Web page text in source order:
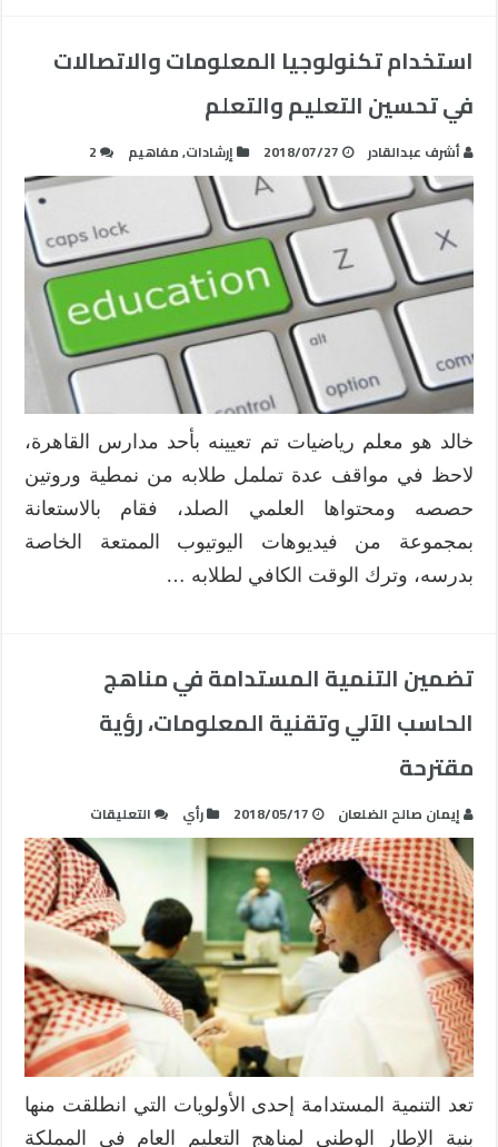
استخدام تكنولوجيا المعلومات والاتصالات
في تحسين التعليم والتعلم
أشرف عبدالقادر 2018/07/27 إرشادات,مفاهيم 2
خالد هو معلم رياضيات تم تعيينه بأحد مدارس القاهرة،
لاحظ في مواقف عدة تململ طلابه من نمطية وروتين
حصصه ومحتواها العلمي الصلد، فقام بالاستعانة
بمجموعة من فيديوهات اليوتيوب الممتعة الخاصة
بدرسه، وترك الوقت الكافي لطلابه …
تضمين التنمية المستدامة في مناهج
الحاسب الآلي وتقنية المعلومات، رؤية
مقترحة
إيمان صالح الضلعان 2018/05/17 رأي التعليقات
تضمين
التنمية
المستدامة
في
مناهج
الحاسب
الآلي
وتقنية
المعلومات،
رؤية
مقترحة
مغلقة
تعد التنمية المستدامة إحدى الأولويات التي انطلقت منها
بنية الإطار الوطني لمناهج التعليم العام في المملكة